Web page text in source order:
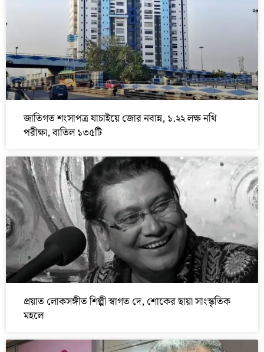
জাতিগত শংসাপত্র যাচাইয়ে জোর নবান্ন, ১.২২ লক্ষ নথি
পরীক্ষা, বাতিল ১৩৫টি
প্রয়াত লোকসঙ্গীত শিল্পী স্বাগত দে, শোকের ছায়া সাংস্কৃতিক
মহলে